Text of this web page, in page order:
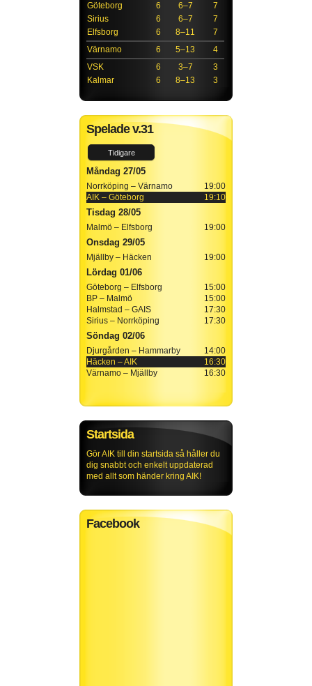
Göteborg
6 6–7
7
Sirius
6 6–7
7
Elfsborg
6 8–11
7
Värnamo
6 5–13
4
VSK
6 3–7
3
Kalmar
6 8–13 3
Spelade v.31
Tidigare
Måndag 27/05
19:00
Norrköping – Värnamo
19:10
AIK – Göteborg
Tisdag 28/05
19:00
Malmö – Elfsborg
Onsdag 29/05
19:00
Mjällby – Häcken
Lördag 01/06
15:00
Göteborg – Elfsborg
15:00
BP – Malmö
17:30
Halmstad – GAIS
17:30
Sirius – Norrköping
Söndag 02/06
14:00
Djurgården – Hammarby
16:30
Häcken – AIK
16:30
Värnamo – Mjällby
Startsida
Gör AIK till din startsida så håller du
dig snabbt och enkelt uppdaterad
med allt som händer kring AIK!
Facebook